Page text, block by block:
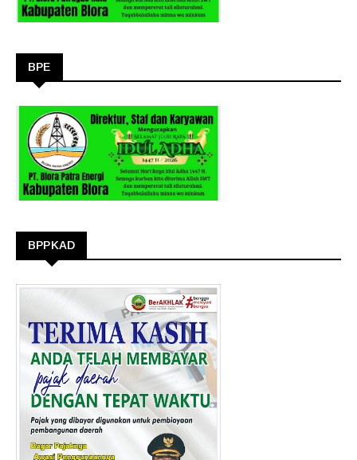
BPE
BPPKAD